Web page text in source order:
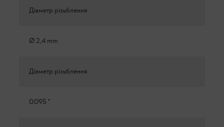
Діаметр різьблення
Ø 2,4 mm
Діаметр різьблення
0.095 "